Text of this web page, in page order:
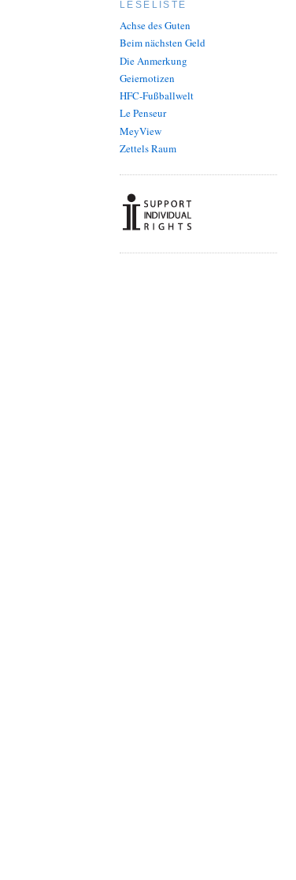
LESELISTE
Achse des Guten
Beim nächsten Geld
Die Anmerkung
Geiernotizen
HFC-Fußballwelt
Le Penseur
MeyView
Zettels Raum